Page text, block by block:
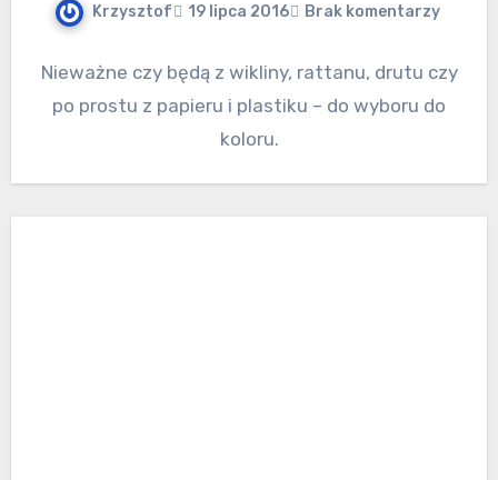
Krzysztof 19 lipca 2016 Brak komentarzy
Nieważne czy będą z wikliny, rattanu, drutu czy
po prostu z papieru i plastiku – do wyboru do
koloru.